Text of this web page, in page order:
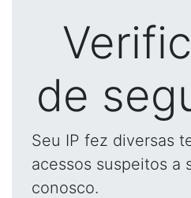
de
Seu IP fez diversas
acessos suspeitos a
conosco.